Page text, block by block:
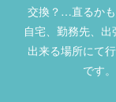
交換？…直るか
自宅、勤務先、
出来る場所にて
です